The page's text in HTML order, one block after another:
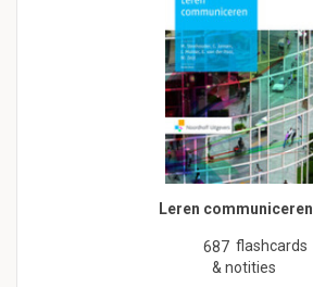
Leren communiceren
687 flashcards
& notities